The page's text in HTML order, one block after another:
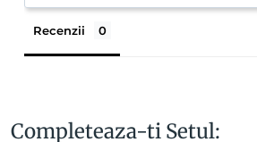
Recenzii
Completeaza-ti Setul: